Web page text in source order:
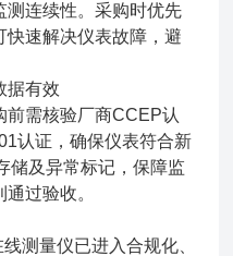
测连续性。采购时优先
快速解决仪表故障，避
据有效
前需核验厂商CCEP认
认证，确保仪表符合新
储及异常标记，保障监
过验收。
测量仪已进入合规化、